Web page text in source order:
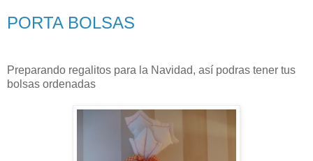
PORTA BOLSAS
Preparando regalitos para la Navidad, así podras tener tus
bolsas ordenadas